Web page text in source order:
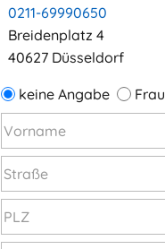
0211-69990650
Breidenplatz 4
40627 Düsseldorf
keine Angabe Frau